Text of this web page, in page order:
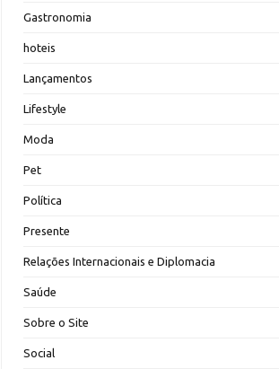
Gastronomia
hoteis
Lançamentos
Lifestyle
Moda
Pet
Política
Presente
Relações Internacionais e Diplomacia
Saúde
Sobre o Site
Social